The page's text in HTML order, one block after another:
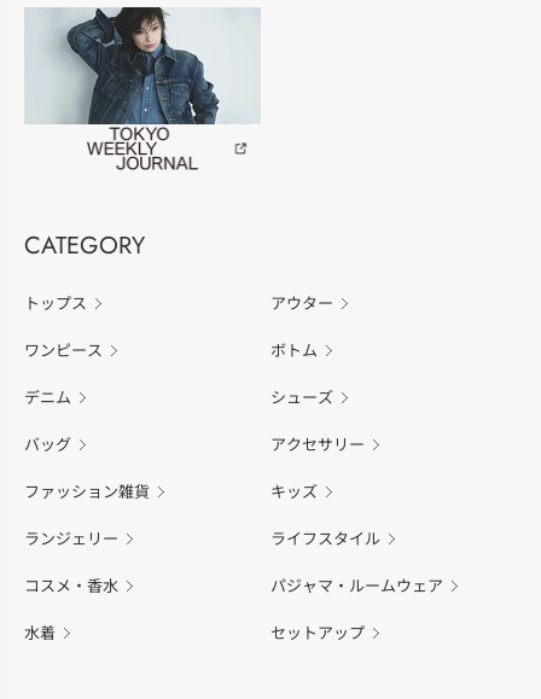
CATEGORY
トップス アウター
ワンピース ボトム
デニム シューズ
バッグ アクセサリー
ファッション雑貨 キッズ
ランジェリー ライフスタイル
コスメ・香水 パジャマ・ルームウェア
水着 セットアップ